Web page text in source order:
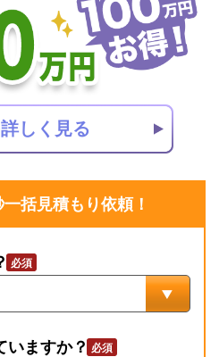
括見積もり依頼！
いますか？
しく見る